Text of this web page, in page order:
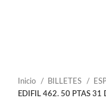
Inicio BILLETES
EDIFIL 462. 50 PTAS 31